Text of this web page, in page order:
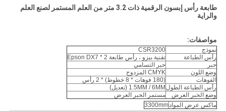
طابعة رأس إبسون الرقمية ذات 3.2 متر من العلم المستمر لصنع العلم
والراية
مواصفات:
نموذج
CSR3200
رأس الطباعة
تقنية بيزو ، رأس طابعة Epson DX7 * 2
حبر
حبر التسامي
وضع اللون
CMYK المزدوج
الفوهات
(180 فوهات * 8 خطوط) * 2 رأس
رأس الطباعة الطول 1.5MM / 6MM (تعديل)
وضع الحبر العرض
مستمر الحبر العرض
ماكس عرض المواد3300mm